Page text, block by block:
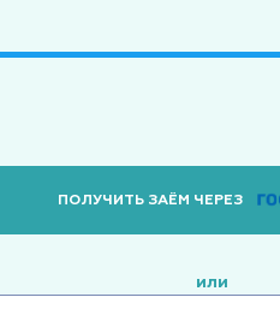
ПОЛУЧИТЬ ЗАЁМ ЧЕРЕЗ
или